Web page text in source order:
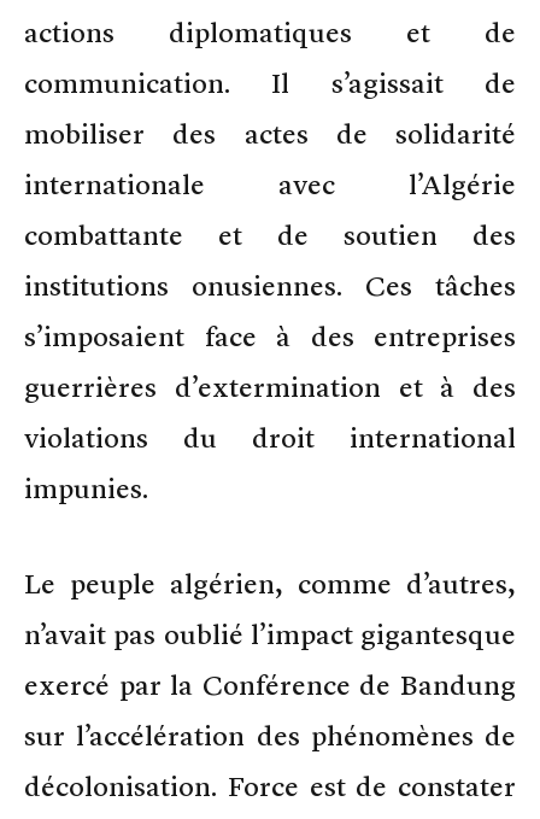
actions diplomatiques et de
communication. Il s’agissait de
mobiliser des actes de solidarité
internationale avec l’Algérie
combattante et de soutien des
institutions onusiennes. Ces tâches
s’imposaient face à des entreprises
guerrières d’extermination et à des
violations du droit international
impunies.
Le peuple algérien, comme d’autres,
n’avait pas oublié l’impact gigantesque
exercé par la Conférence de Bandung
sur l’accélération des phénomènes de
décolonisation. Force est de constater